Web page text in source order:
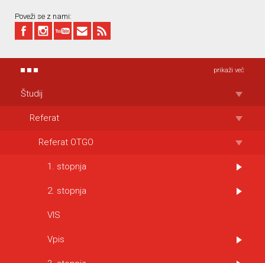
Poveži se z nami:
prikaži več
Študij
Referat
Referat OTGO
1. stopnja
2. stopnja
VIS
Vpis